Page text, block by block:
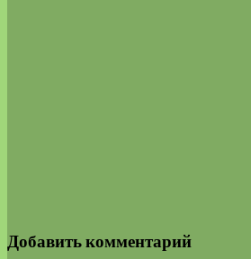
Добавить комментарий